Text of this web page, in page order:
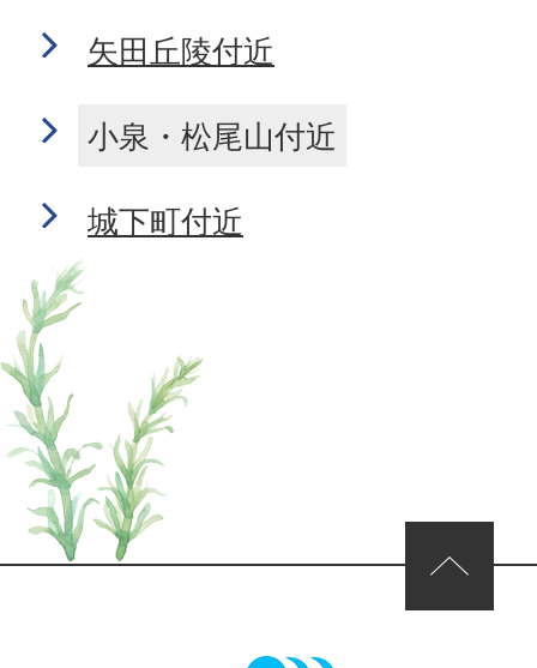
矢田丘陵付近
小泉・松尾山付近
城下町付近
ページの先頭へ